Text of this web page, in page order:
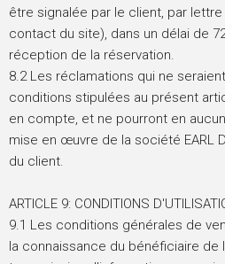
être signalée par le client, par
contact du site), dans un délai de
réception de la réservation.
8.2 Les réclamations qui ne
conditions stipulées au présent
en compte, et ne pourront en
mise en œuvre de la société EARL
du client.
ARTICLE 9: CONDITIONS
9.1 Les conditions générales de
la connaissance du bénéficiaire de